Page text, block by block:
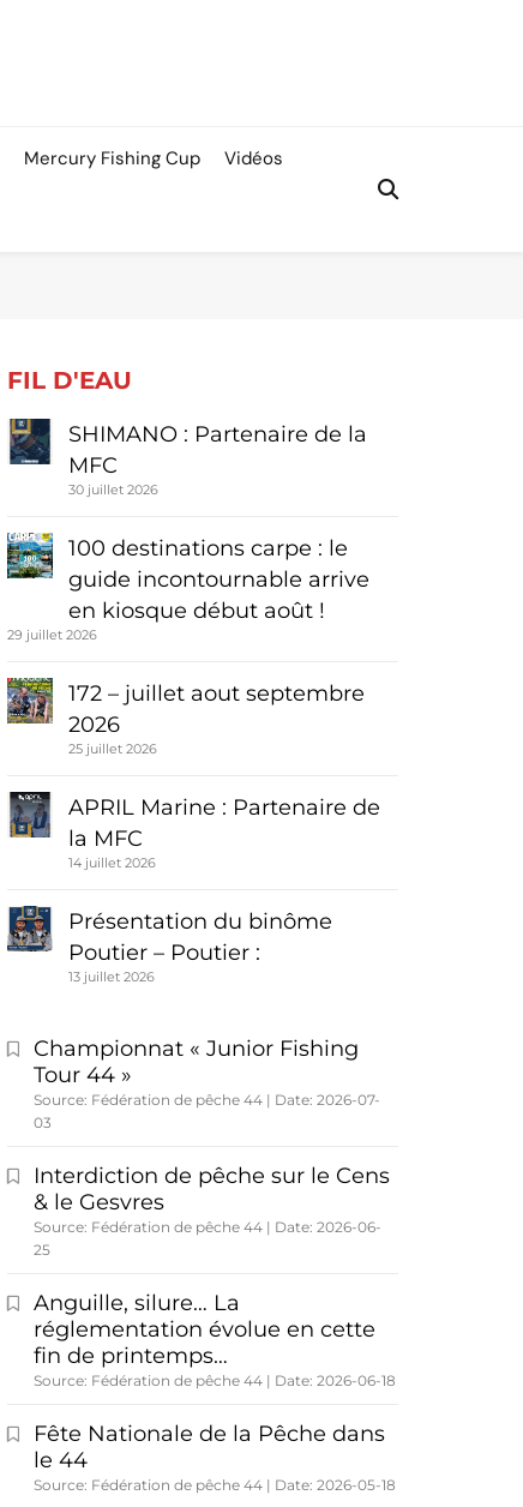
Mercury Fishing Cup Vidéos
FIL D'EAU
SHIMANO : Partenaire de la
MFC
30 juillet 2026
100 destinations carpe : le
guide incontournable arrive
en kiosque début août !
29 juillet 2026
172 – juillet aout septembre
2026
25 juillet 2026
APRIL Marine : Partenaire de
la MFC
14 juillet 2026
Présentation du binôme
Poutier – Poutier :
13 juillet 2026
Championnat « Junior Fishing
Tour 44 »
Source: Fédération de pêche 44
Date: 2026-07-
03
Interdiction de pêche sur le Cens
& le Gesvres
Source: Fédération de pêche 44
Date: 2026-06-
25
Anguille, silure… La
réglementation évolue en cette
fin de printemps…
Source: Fédération de pêche 44 Date: 2026-06-18
Fête Nationale de la Pêche dans
le 44
Source: Fédération de pêche 44 Date: 2026-05-18